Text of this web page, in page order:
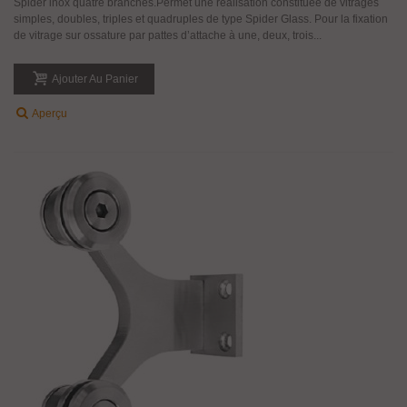
Spider inox quatre branches.Permet une réalisation constituée de vitrages
simples, doubles, triples et quadruples de type Spider Glass. Pour la fixation
de vitrage sur ossature par pattes d’attache à une, deux, trois...
Ajouter Au Panier
Aperçu